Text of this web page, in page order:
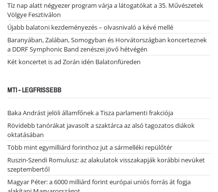
Tíz nap alatt négyezer program várja a látogatókat a 35. Művészetek
Völgye Fesztiválon
Újabb balatoni kezdeményezés – olvasnivaló a kévé mellé
Baranyában, Zalában, Somogyban és Horvátországban koncerteznek
a DDRF Symphonic Band zenészei jövő hétvégén
Két koncertet is ad Zorán idén Balatonfüreden
MTI - LEGFRISSEBB
Baka Andrást jelöli államfőnek a Tisza parlamenti frakciója
Rövidebb tanórákat javasolt a szaktárca az alsó tagozatos diákok
oktatásában
Több mint egymilliárd forinthoz jut a sármelléki repülőtér
Ruszin-Szendi Romulusz: az alakulatok visszakapják korábbi nevüket
szeptembertől
Magyar Péter: a 6000 milliárd forint európai uniós forrás át fogja